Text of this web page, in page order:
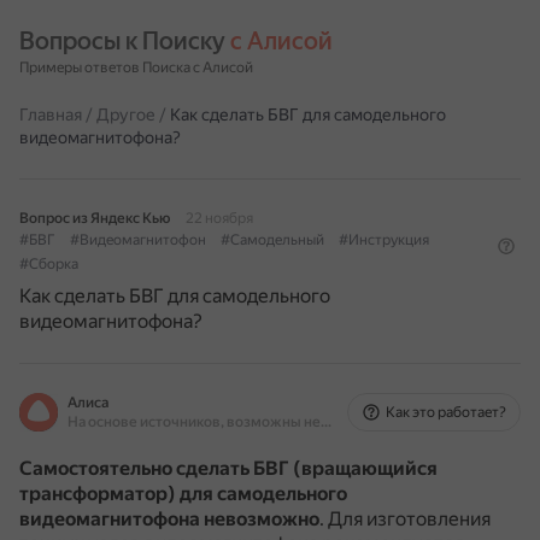
Вопросы к Поиску с Алисой
Примеры ответов Поиска с Алисой
Главная / Другое / Как сделать БВГ для самодельного
видеомагнитофона?
Вопрос из Яндекс Кью
22 ноября
#БВГ
#Видеомагнитофон #Самодельный
#Инструкция
#Сборка
Как сделать БВГ для самодельного
видеомагнитофона?
Алиса
На основе источников, возможны неточности
Как это работает?
Самостоятельно сделать БВГ (вращающийся
трансформатор) для самодельного
видеомагнитофона невозможно. Для изготовления